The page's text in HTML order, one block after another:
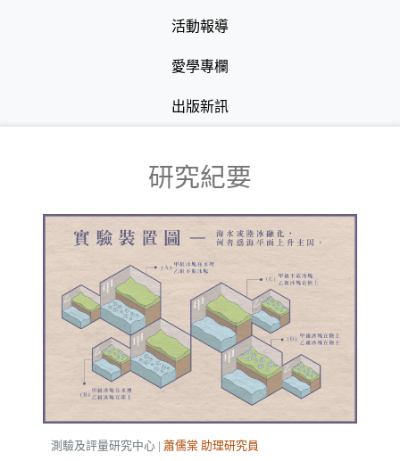
活動報導
愛學專欄
出版新訊
研究紀要
測驗及評量研究中心 | 蕭儒棠 助理研究員